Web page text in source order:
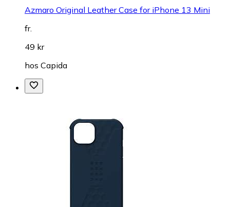
Azmaro Original Leather Case for iPhone 13 Mini
fr.
49 kr
hos Capida